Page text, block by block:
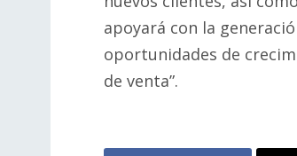
apoyará con la
oportunidades de
de venta”.